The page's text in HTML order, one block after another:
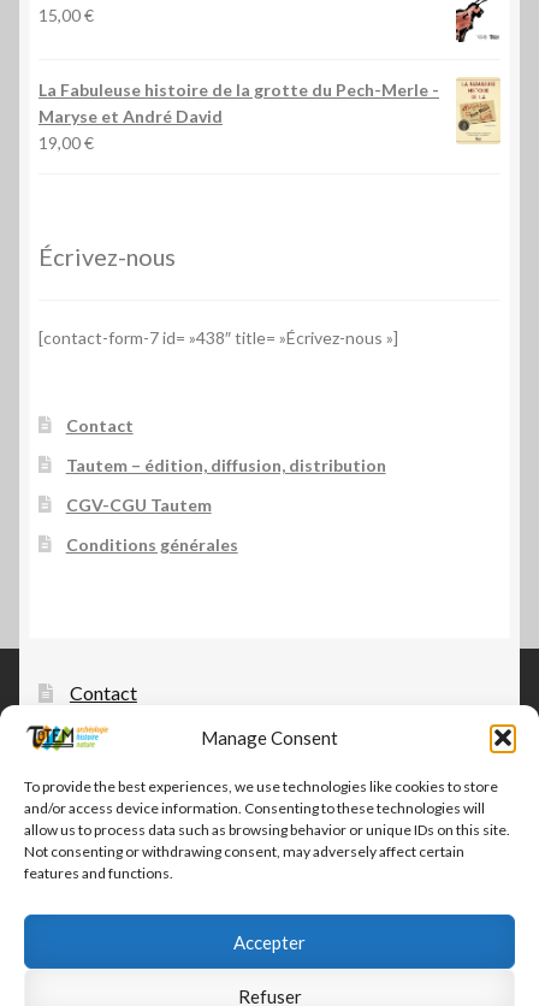
Manage Consent
To provide the best experiences, we use technologies like cookies to store
and/or access device information. Consenting to these technologies will
allow us to process data such as browsing behavior or unique IDs on this site.
Not consenting or withdrawing consent, may adversely affect certain
features and functions.
Accepter
Refuser
15,00€
La Fabuleuse histoire de la grotte du Pech-Merle -
Maryse et André David
19,00€
Écrivez-nous
[contact-form-7 id= »438″ title= »Écrivez-nous »]
Contact
Tautem – édition, diffusion, distribution
CGV-CGU Tautem
Conditions générales
Contact
Tautem – édition, diffusion, distribution
CGV-CGU Tautem
Conditions générales